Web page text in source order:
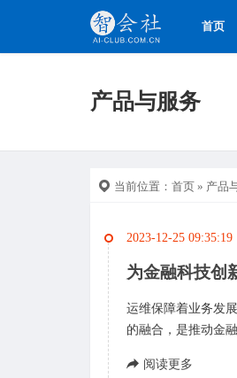
首页
产品与服务
当前位置： 首页 » 产品
2023-12-25 09:35:19
为金融科技创
运维保障着业务发
的融合，是推动金
阅读更多